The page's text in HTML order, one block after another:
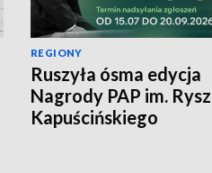
REGIONY
Ruszyła ósma edycja
Nagrody PAP im.
Kapuścińskiego